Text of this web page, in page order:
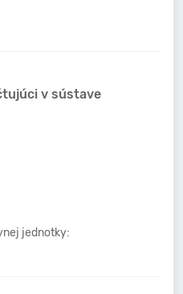
v sústave
jednotky: